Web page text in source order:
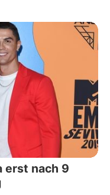
erst nach 9